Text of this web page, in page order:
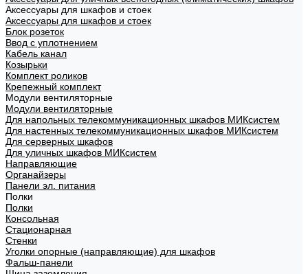
Аксессуары для шкафов и стоек
Аксессуары для шкафов и стоек
Блок розеток
Ввод с уплотнением
Кабель канал
Козырьки
Комплект роликов
Крепежный комплект
Модули вентиляторные
Модули вентиляторные
Для напольных телекоммуникационных шкафов МИКсистем
Для настенных телекоммуникационных шкафов МИКсистем
Для серверных шкафов
Для уличных шкафов МИКсистем
Направляющие
Органайзеры
Панели эл. питания
Полки
Полки
Консольная
Стационарная
Стенки
Уголки опорные (направляющие) для шкафов
Фальш-панели